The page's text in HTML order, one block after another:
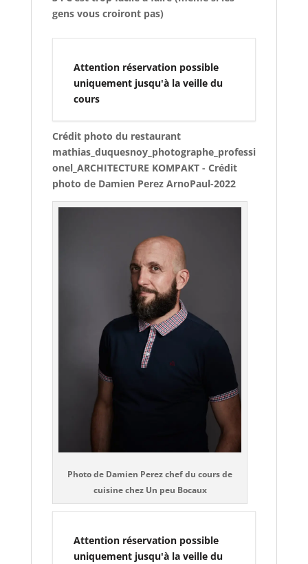
gens vous croiront pas)
Attention réservation possible
uniquement jusqu'à la veille du
cours
Crédit photo du restaurant
mathias_duquesnoy_photographe_professi
onel_ARCHITECTURE KOMPAKT - Crédit
photo de Damien Perez ArnoPaul-2022
Photo de Damien Perez chef du cours de
cuisine chez Un peu Bocaux
Attention réservation possible
uniquement jusqu'à la veille du